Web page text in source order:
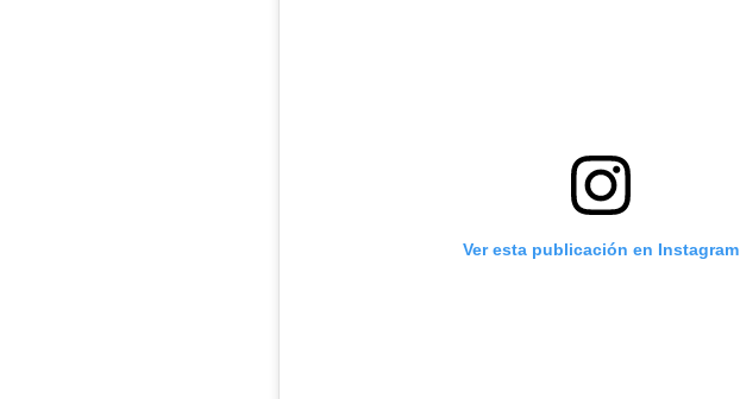
Ver esta publicación en Instagram